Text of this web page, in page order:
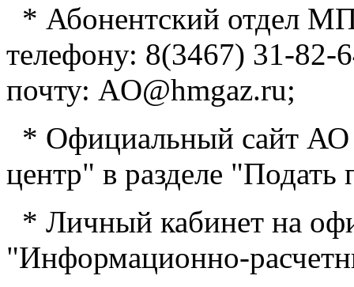
* Абонентский отдел
телефону: 8(3467) 31-82-
почту: AO@hmgaz.ru;
* Официальный сайт
центр" в разделе
* Личный кабинет на
"Информационно-